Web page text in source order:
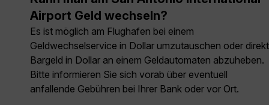
Airport Geld wechseln?
Es ist möglich am Flughafen bei einem
Geldwechselservice in Dollar umzutauschen oder direkt
Bargeld in Dollar an einem Geldautomaten abzuheben.
Bitte informieren Sie sich vorab über eventuell
anfallende Gebühren bei Ihrer Bank oder vor Ort.